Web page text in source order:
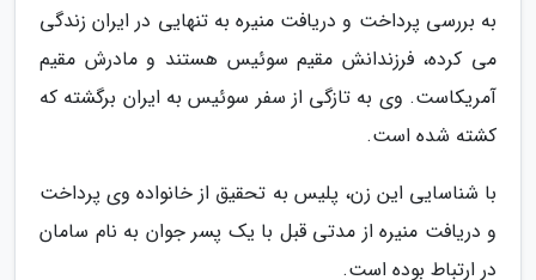
به بررسی پرداخت و دریافت منیره به تنهایی در ایران زندگی
می کرده، فرزندانش مقیم سوئیس هستند و مادرش مقیم
آمریکاست. وی به تازگی از سفر سوئیس به ایران برگشته که
کشته شده است.
با شناسایی این زن، پلیس به تحقیق از خانواده وی پرداخت
و دریافت منیره از مدتی قبل با یک پسر جوان به نام سامان
در ارتباط بوده است.